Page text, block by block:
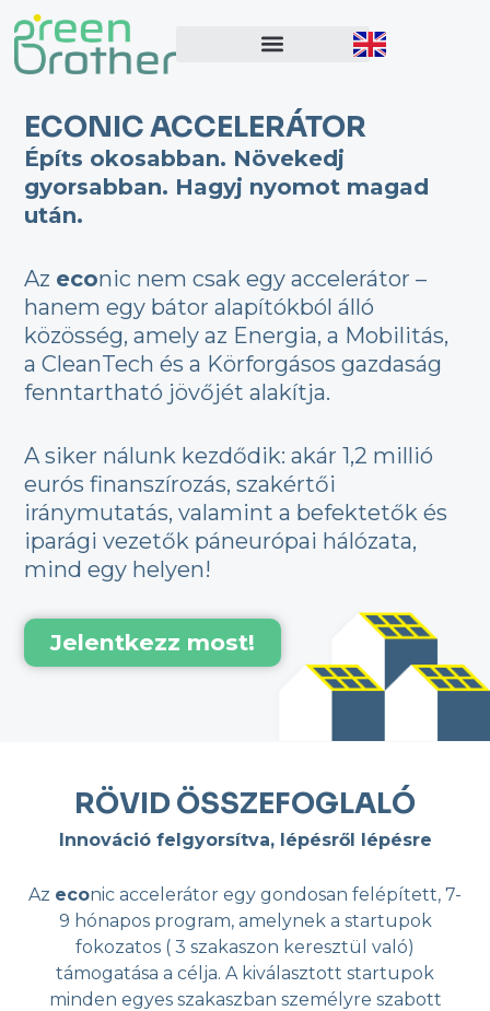
Skip
to
content
ECONIC ACCELERÁTOR
Építs okosabban. Növekedj
gyorsabban. Hagyj nyomot magad
után.
Az econic nem csak egy accelerátor –
hanem egy bátor alapítókból álló
közösség, amely az Energia, a Mobilitás,
a CleanTech és a Körforgásos gazdaság
fenntartható jövőjét alakítja.
A siker nálunk kezdődik: akár 1,2 millió
eurós finanszírozás, szakértői
iránymutatás, valamint a befektetők és
iparági vezetők páneurópai hálózata,
mind egy helyen!
Jelentkezz most!
RÖVID ÖSSZEFOGLALÓ
Innováció felgyorsítva, lépésről lépésre
Az econic accelerátor egy gondosan felépített, 7-
9 hónapos program, amelynek a startupok
fokozatos ( 3 szakaszon keresztül való)
támogatása a célja. A kiválasztott startupok
minden egyes szakaszban személyre szabott